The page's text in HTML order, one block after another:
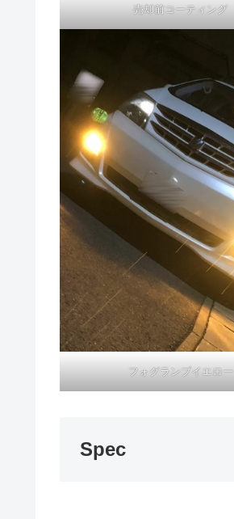
売却前コーティング
フォグランプイエロー
Spec